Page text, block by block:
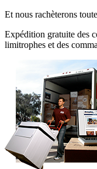
Et nous rachèterons
Expédition gratuite des
limitrophes et des